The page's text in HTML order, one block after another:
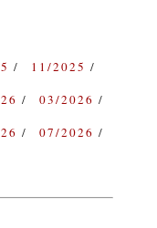
11/2025
03/2026
07/2026